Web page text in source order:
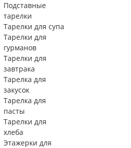
Подставные
тарелки
Тарелки для супа
Тарелки для
гурманов
Тарелки для
завтрака
Тарелка для
закусок
Тарелка для
пасты
Тарелки для
хлеба
Этажерки для